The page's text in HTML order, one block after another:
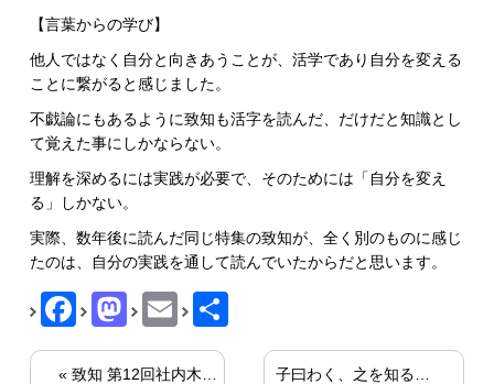
【言葉からの学び】
他人ではなく自分と向きあうことが、活学であり自分を変える
ことに繋がると感じました。
不戯論にもあるように致知も活字を読んだ、だけだと知識とし
て覚えた事にしかならない。
理解を深めるには実践が必要で、そのためには「自分を変え
る」しかない。
実際、数年後に読んだ同じ特集の致知が、全く別のものに感じ
たのは、自分の実践を通して読んでいたからだと思います。
Facebook
Mastodon
Email
« 致知 第12回社内木鶏全国大会に参加して、